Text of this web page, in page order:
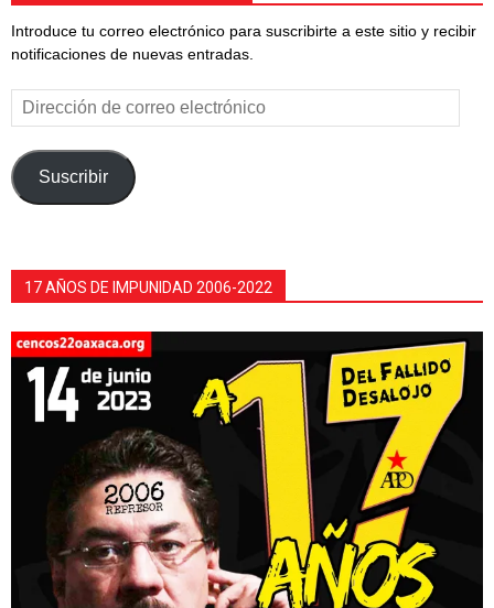
Introduce tu correo electrónico para suscribirte a este sitio y recibir
notificaciones de nuevas entradas.
Dirección
de
electrónico
Suscribir
17 AÑOS DE IMPUNIDAD 2006-2022